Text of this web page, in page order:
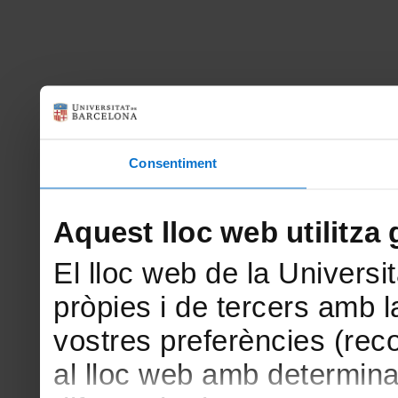
Consentiment
Aquest lloc web utilitza
El lloc web de la
pròpies i de tercers amb
vostres preferències
al lloc web amb